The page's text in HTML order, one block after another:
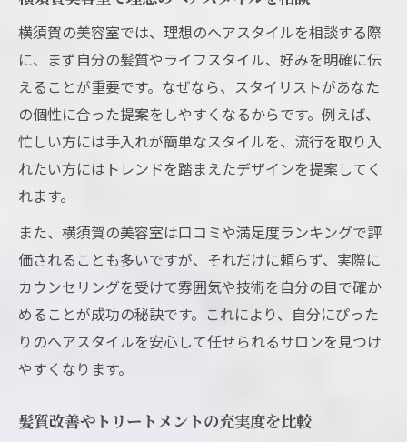
横須賀の美容室では、理想のヘアスタイルを相談する際
に、まず自分の髪質やライフスタイル、好みを明確に伝
えることが重要です。なぜなら、スタイリストがあなた
の個性に合った提案をしやすくなるからです。例えば、
忙しい方には手入れが簡単なスタイルを、流行を取り入
れたい方にはトレンドを踏まえたデザインを提案してく
れます。
また、横須賀の美容室は口コミや満足度ランキングで評
価されることも多いですが、それだけに頼らず、実際に
カウンセリングを受けて雰囲気や技術を自分の目で確か
めることが成功の秘訣です。これにより、自分にぴった
りのヘアスタイルを安心して任せられるサロンを見つけ
やすくなります。
髪質改善やトリートメントの充実度を比較